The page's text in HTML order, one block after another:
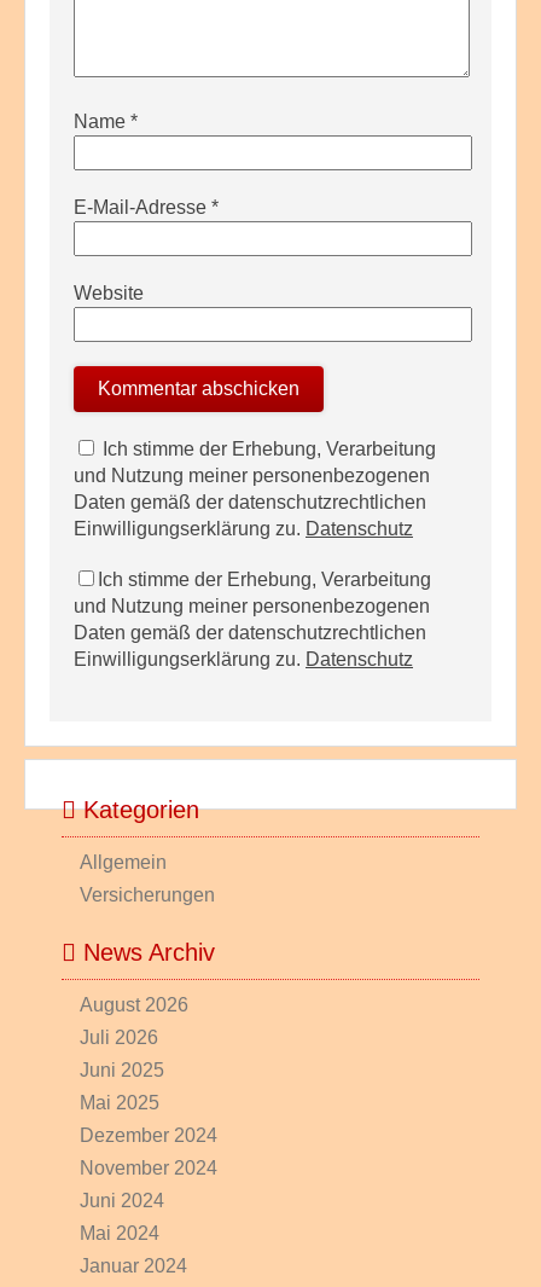
Name *
E-Mail-Adresse *
Website
Ich stimme der Erhebung, Verarbeitung
und Nutzung meiner personenbezogenen
Daten gemäß der datenschutzrechtlichen
Einwilligungserklärung zu. Datenschutz
Ich stimme der Erhebung, Verarbeitung
und Nutzung meiner personenbezogenen
Daten gemäß der datenschutzrechtlichen
Einwilligungserklärung zu. Datenschutz
Kategorien
Allgemein
Versicherungen
News Archiv
August 2026
Juli 2026
Juni 2025
Mai 2025
Dezember 2024
November 2024
Juni 2024
Mai 2024
Januar 2024